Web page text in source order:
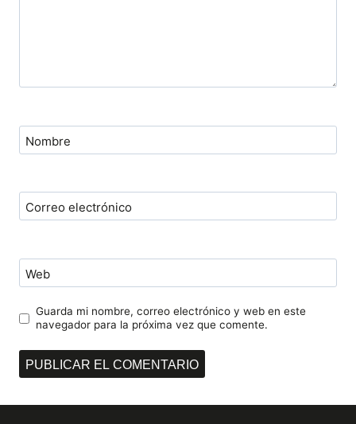
Nombre
Correo electrónico
Web
Guarda mi nombre, correo electrónico y web en este
navegador para la próxima vez que comente.